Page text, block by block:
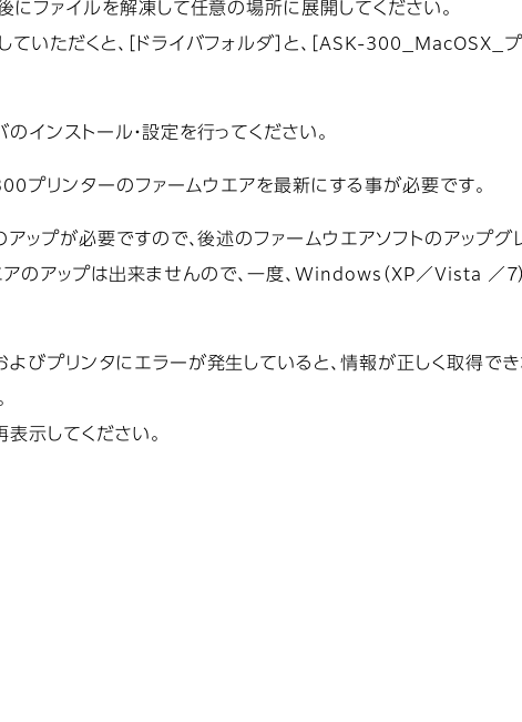
にファイルを解凍して任意の場所に展開してください。
いただくと、［ドライバフォルダ］と、［ASK-300_MacOSX_
インストール・設定を行ってください。
プリンターのファームウエアを最新にする事が必要です。
プが必要ですので、後述のファームウエアソフトのアップグ
アのアップは出来ませんので、一度、Windows（XP／Vista
びプリンタにエラーが発生していると、情報が正しく取得でき
示してください。